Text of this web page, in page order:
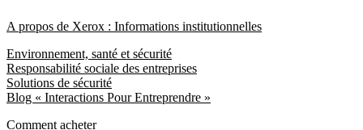
A propos de Xerox : Informations institutionnelles
Environnement, santé et sécurité
Responsabilité sociale des entreprises
Solutions de sécurité
Blog « Interactions Pour Entreprendre »
Comment acheter